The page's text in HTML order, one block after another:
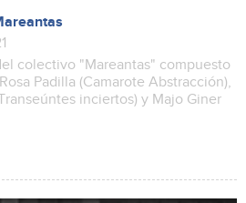
colectivo "Mareantas" compuesto
Padilla (Camarote Abstracción),
inciertos) y Majo Giner